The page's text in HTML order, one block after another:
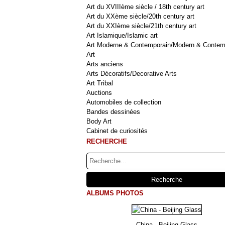
Art du XVIIIème siècle / 18th century art
Art du XXème siècle/20th century art
Art du XXIème siècle/21th century art
Art Islamique/Islamic art
Art Moderne & Contemporain/Modern &
Art
Arts anciens
Arts Décoratifs/Decorative Arts
Art Tribal
Auctions
Automobiles de collection
Bandes dessinées
Body Art
Cabinet de curiosités
RECHERCHE
ALBUMS PHOTOS